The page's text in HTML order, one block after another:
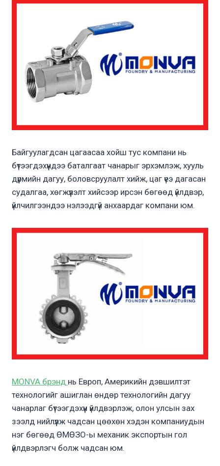
Байгуулагдсан цагаасаа хойш тус компани нь
бүтээгдэхүүндээ баталгаат чанарыг эрхэмлэж, хууль
дүрмийн дагуу, боловсруулалт хийж, цаг үеэ дагасан
судалгаа, хөгжүүлэлт хийсээр ирсэн бөгөөд үйлдвэр,
үйлчилгээндээ нэлээдгүй анхаардаг компани юм.
MONVA брэнд нь Европ, Америкийн дэвшилтэт
технологийг ашиглан өндөр технологийн дагуу
чанарлаг бүтээгдэхүүн үйлдвэрлэж, олон улсын зах
зээлд нийлүүлж чадсан цөөхөн хэдэн компаниудын
нэг бөгөөд ӨМӨЗО-ы механик экспортын гол
үйлдвэрлэгч болж чадсан юм.